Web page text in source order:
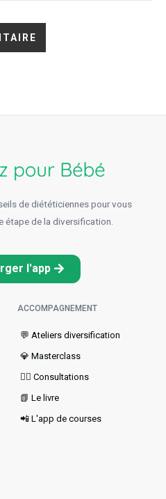
de diététiciennes pour vous
étape de la diversification.
l'app
ACCOMPAGNEMENT
💬 Ateliers diversification
💎 Masterclass
👩‍⚕️ Consultations
📗 Le livre
📲 L'app de courses